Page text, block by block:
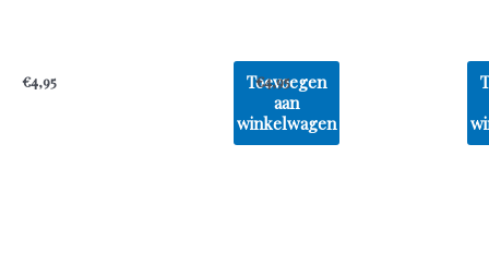
€4,95
Toevoegen
aan
winkelwagen
€4,95